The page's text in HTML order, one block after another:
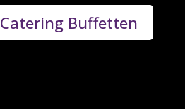
Catering Buffetten